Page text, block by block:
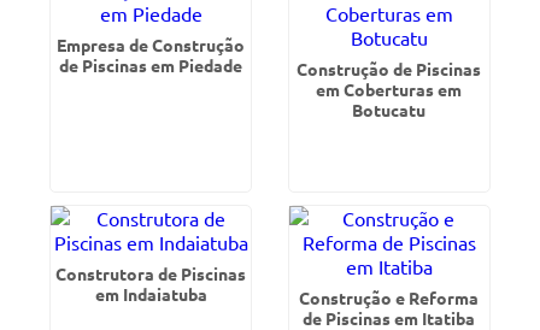
Empresa de Construção
de Piscinas em Piedade
Construção de Piscinas
em Coberturas em
Botucatu
Construtora de Piscinas
em Indaiatuba
Construção e Reforma
de Piscinas em Itatiba